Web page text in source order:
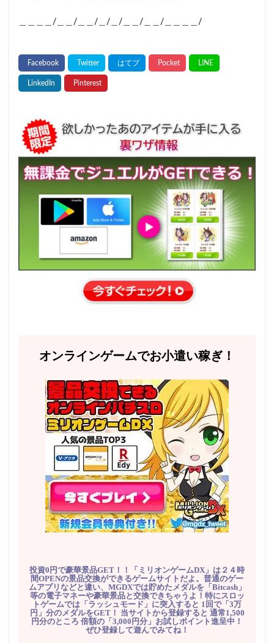
＿＿＿＿/＿＿/＿＿/＿/＿/＿＿/＿＿/＿＿＿＿/
オンラインゲームでお小遣い稼ぎ！
投資0円で豪華景品GET！！「ミリオンゲームDX」は２４時
間OPENの景品交換ができるゲームサイトだよ。普通のゲー
ムアプリなどと違い、MGDXでは貯めたメダルを「Bitcash」
等の電子マネーや豪華景品と交換できちゃうよ！特にスロッ
トゲームでは「ラッシュモード」に突入すると 1回で「3万
円」分のメダルをGET！ 当サイトから登録すると 通常1,500
円分のところ 倍額の「3,000円分」お試しポイント進呈中！
ぜひ登録して遊んでみてね！